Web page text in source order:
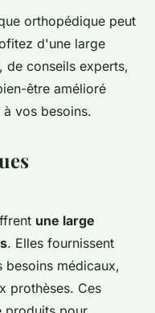
orthopédique peut
d'une large
de conseils experts,
être amélioré
vos besoins.
une large
. Elles fournissent
besoins médicaux,
prothèses. Ces